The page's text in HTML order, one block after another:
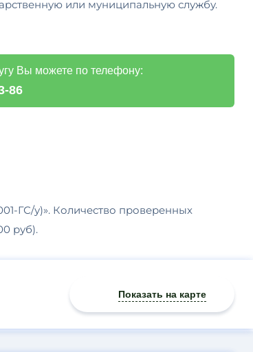
или муниципальную службу.
Вы можете по телефону:
86
ГС/у)». Количество проверенных
руб).
Показать на карте